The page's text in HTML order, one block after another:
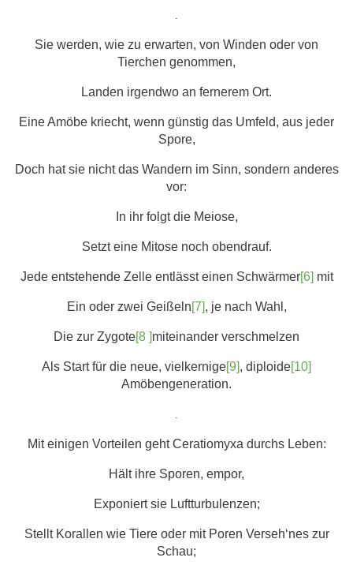
.
Sie werden, wie zu erwarten, von Winden oder von
Tierchen genommen,
Landen irgendwo an fernerem Ort.
Eine Amöbe kriecht, wenn günstig das Umfeld, aus jeder
Spore,
Doch hat sie nicht das Wandern im Sinn, sondern anderes
vor:
In ihr folgt die Meiose,
Setzt eine Mitose noch obendrauf.
Jede entstehende Zelle entlässt einen Schwärmer[6] mit
Ein oder zwei Geißeln[7], je nach Wahl,
Die zur Zygote[8 ]miteinander verschmelzen
Als Start für die neue, vielkernige[9], diploide[10]
Amöbengeneration.
.
Mit einigen Vorteilen geht Ceratiomyxa durchs Leben:
Hält ihre Sporen, empor,
Exponiert sie Luftturbulenzen;
Stellt Korallen wie Tiere oder mit Poren Verseh‘nes zur
Schau;